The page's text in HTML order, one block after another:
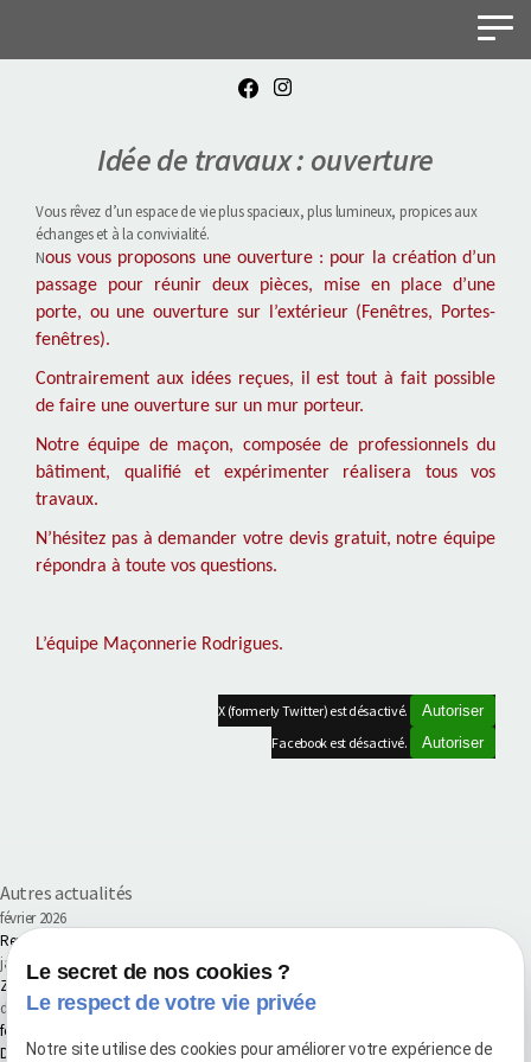
Idée de travaux : ouverture
Vous rêvez d’un espace de vie plus spacieux, plus lumineux, propices aux
échanges et à la convivialité.
Nous vous proposons une ouverture : pour la création d’un
passage pour réunir deux pièces, mise en place d’une
porte, ou une ouverture sur l’extérieur (Fenêtres, Portes-
fenêtres).
Contrairement aux idées reçues, il est tout à fait possible
de faire une ouverture sur un mur porteur.
Notre équipe de maçon, composée de professionnels du
bâtiment, qualifié et expérimenter réalisera tous vos
travaux.
N’hésitez pas à demander votre devis gratuit, notre équipe
répondra à toute vos questions.
L’équipe Maçonnerie Rodrigues.
X (formerly Twitter) est désactivé.
Autoriser
Facebook est désactivé.
Autoriser
Autres actualités
février 2026
Renouvellement de la certification Qualibat pour la 6ᵉ année consécutive
janvier 2026
Zone d'intervention pour vos travaux de Maçonnerie, Carrelage & Maitrise d'ouvrage
décembre 2025
fermeture annuel 2025
Des travaux pensés pour les Pros
Le secret de nos cookies ?
Le respect de votre vie privée
Notre site utilise des cookies pour améliorer votre expérience de